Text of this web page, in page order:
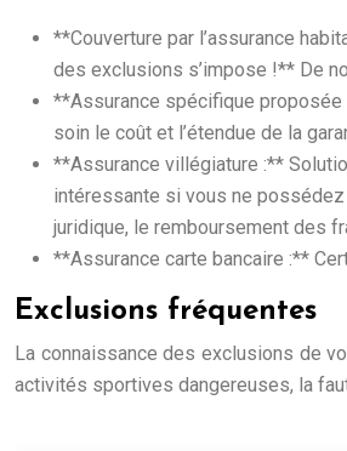
**Couverture par l’assurance
des exclusions s’impose !** De
**Assurance spécifique proposée
soin le coût et l’étendue de la
**Assurance villégiature :**
intéressante si vous ne possédez
juridique, le remboursement des
**Assurance carte bancaire :**
Exclusions fréquentes
La connaissance des exclusions de
activités sportives dangereuses, la